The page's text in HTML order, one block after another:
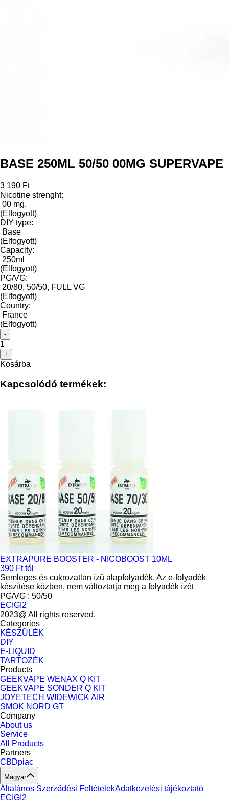
BASE 250ML 50/50 00MG SUPERVAPE
3 190 Ft
Nicotine strenght:
00 mg.
(Elfogyott)
DIY type:
Base
(Elfogyott)
Capacity:
250ml
(Elfogyott)
PG/VG:
20/80, 50/50, FULL VG
(Elfogyott)
Country:
France
(Elfogyott)
-
1
+
Kosárba
Kapcsolódó termékek:
EXTRAPURE BOOSTER - NICOBOOST 10ML
390 Ft tól
Semleges és cukrozatlan ízű alapfolyadék. Az e-folyadék
készítése közben, nem változtatja meg a folyadék ízét
PG/VG : 50/50
ECIGI2
2023@ All rights reserved.
Categories
KÉSZÜLÉK
DIY
E-LIQUID
TARTOZÉK
Products
GEEKVAPE WENAX Q KIT
GEEKVAPE SONDER Q KIT
JOYETECH WIDEWICK AIR
SMOK NORD GT
Company
About us
Service
All Products
Partners
CBDpiac
Magyar
Általános Szerződési FeltételekAdatkezelési tájékoztató
ECIGI2